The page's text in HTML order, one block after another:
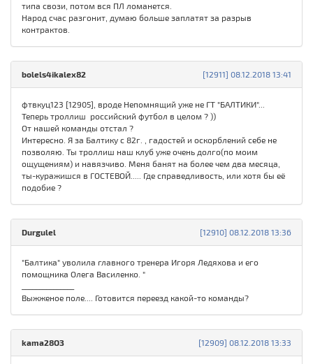
типа свози, потом вся ПЛ ломанется.
Народ счас разгонит, думаю больше заплатят за разрыв
контрактов.
[12911] 08.12.2018 13:41
bolels4ikalex82
фтвкуц123 [12905], вроде Непомнящий уже не ГТ "БАЛТИКИ"...
Теперь троллиш российский футбол в целом ? ))
От нашей команды отстал ?
Интересно. Я за Балтику с 82г. , гадостей и оскорблений себе не
позволяю. Ты троллиш наш клуб уже очень долго(по моим
ощущениям) и навязчиво. Меня банят на более чем два месяца,
ты-куражишся в ГОСТЕВОЙ..... Где справедливость, или хотя бы её
подобие ?
[12910] 08.12.2018 13:36
Durgulel
"Балтика" уволила главного тренера Игоря Ледяхова и его
помощника Олега Василенко. "
Выжженое поле.... Готовится переезд какой-то команды?
[12909] 08.12.2018 13:33
kаmа28ОЗ